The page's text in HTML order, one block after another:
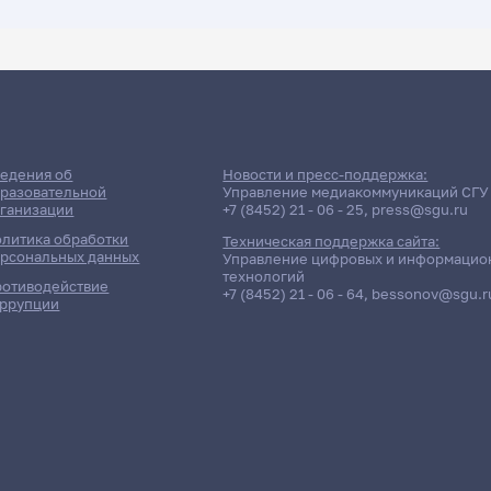
Александрова
об
обработки
данных
Новости и пресс-поддержка:
Управление медиакоммуникаций СГУ
+7 (8452) 21 - 06 - 25, press@sgu.ru
Техническая поддержка сайта:
Управление цифровых и
технологий
+7 (8452) 21 - 06 - 64,